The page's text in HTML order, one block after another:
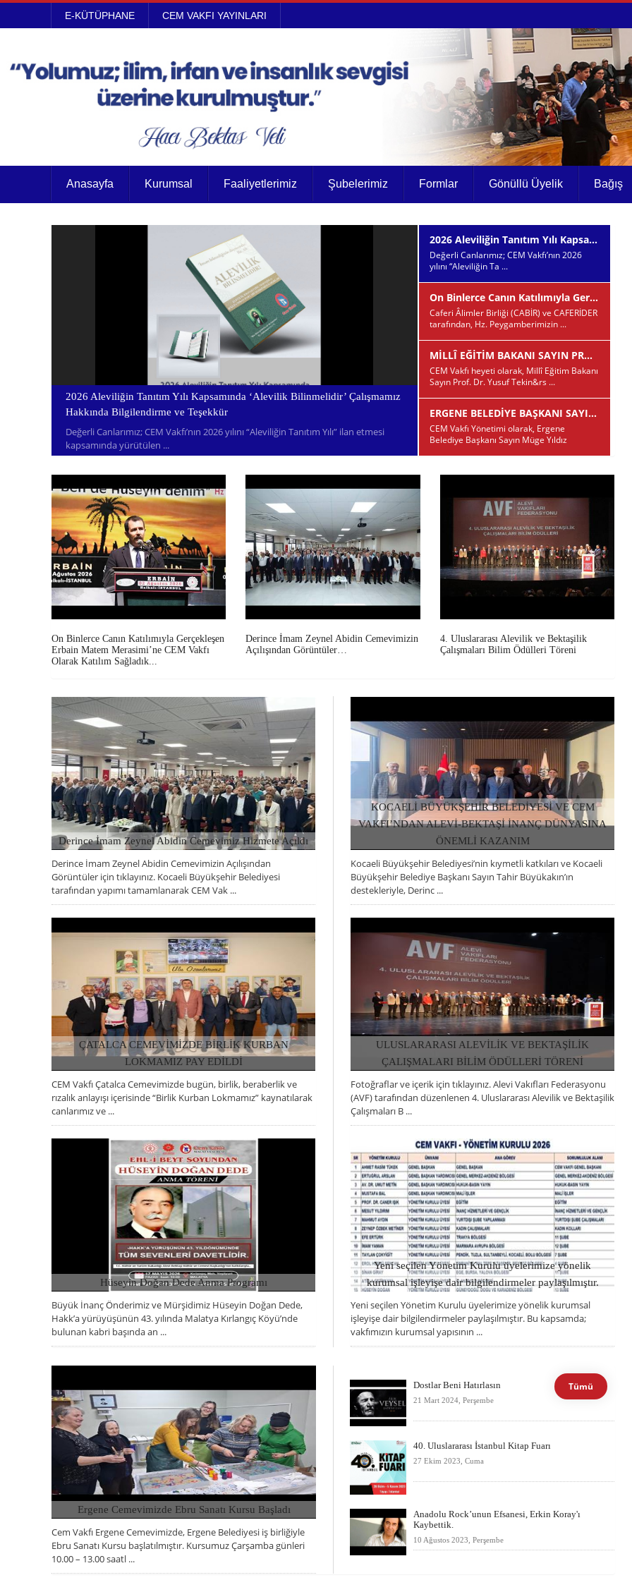
E-KÜTÜPHANE CEM VAKFI YAYINLARI
Anasayfa Kurumsal Faaliyetlerimiz Şubelerimiz Formlar Gönüllü Üyelik Bağış
2026 Aleviliğin Tanıtım Yılı Kapsamında ‘Alevilik Bilinmelidir’ Çalışmamız
Hakkında Bilgilendirme ve Teşekkür
Değerli Canlarımız; CEM Vakfı’nın 2026 yılını “Aleviliğin Tanıtım Yılı” ilan etmesi
kapsamında yürütülen ...
2026 Aleviliğin Tanıtım Yılı Kapsamında ‘Alevilik Bilinmelidir’ Çalışmamız Hakkında Bilgilendirme ve Teşekkür
Değerli Canlarımız; CEM Vakfı’nın 2026
yılını “Aleviliğin Ta ...
On Binlerce Canın Katılımıyla Gerçekleşen Erbain Matem Merasimi’ne CEM Vakfı Olarak Katılım Sağladık
Caferi Âlimler Birliği (CABİR) ve CAFERİDER
tarafından, Hz. Peygamberimizin ...
MİLLÎ EĞİTİM BAKANI SAYIN PROF. DR. YUSUF TEKİN’E ZİYARET
CEM Vakfı heyeti olarak, Millî Eğitim Bakanı
Sayın Prof. Dr. Yusuf Tekin&rs ...
ERGENE BELEDİYE BAŞKANI SAYIN MÜGE YILDIZ TOPAK’A ZİYARET
CEM Vakfı Yönetimi olarak, Ergene
Belediye Başkanı Sayın Müge Yıldız
On Binlerce Canın Katılımıyla Gerçekleşen
Erbain Matem Merasimi’ne CEM Vakfı
Olarak Katılım Sağladık...
Derince İmam Zeynel Abidin Cemevimizin
Açılışından Görüntüler…
4. Uluslararası Alevilik ve Bektaşilik
Çalışmaları Bilim Ödülleri Töreni
Derince İmam Zeynel Abidin Cemevimiz Hizmete Açıldı
07 TEMMUZ 2026, SALI
Derince İmam Zeynel Abidin Cemevimizin Açılışından
Görüntüler için tıklayınız. Kocaeli Büyükşehir Belediyesi
tarafından yapımı tamamlanarak CEM Vak ...
ÇATALCA CEMEVİMİZDE BİRLİK KURBAN
LOKMAMIZ PAY EDİLDİ
03 HAZIRAN 2026, ÇARŞAMBA
CEM Vakfı Çatalca Cemevimizde bugün, birlik, beraberlik ve
rızalık anlayışı içerisinde “Birlik Kurban Lokmamız” kaynatılarak
canlarımız ve ...
Hüseyin Doğan Dede Anma Programı
15 MAYIS 2026, CUMA
Büyük İnanç Önderimiz ve Mürşidimiz Hüseyin Doğan Dede,
Hakk’a yürüyüşünün 43. yılında Malatya Kırlangıç Köyü’nde
bulunan kabri başında an ...
KOCAELİ BÜYÜKŞEHİR BELEDİYESİ VE CEM
VAKFI’NDAN ALEVİ-BEKTAŞİ İNANÇ DÜNYASINA
ÖNEMLİ KAZANIM
03 HAZIRAN 2026, ÇARŞAMBA
Kocaeli Büyükşehir Belediyesi’nin kıymetli katkıları ve Kocaeli
Büyükşehir Belediye Başkanı Sayın Tahir Büyükakın’ın
destekleriyle, Derinc ...
ULUSLARARASI ALEVİLİK VE BEKTAŞİLİK
ÇALIŞMALARI BİLİM ÖDÜLLERİ TÖRENİ
11 NISAN 2026, CUMARTESI
Fotoğraflar ve içerik için tıklayınız. Alevi Vakıfları Federasyonu
(AVF) tarafından düzenlenen 4. Uluslararası Alevilik ve Bektaşilik
Çalışmaları B ...
Yeni seçilen Yönetim Kurulu üyelerimize yönelik
kurumsal işleyişe dair bilgilendirmeler paylaşılmıştır.
11 NISAN 2026, CUMARTESI
Yeni seçilen Yönetim Kurulu üyelerimize yönelik kurumsal
işleyişe dair bilgilendirmeler paylaşılmıştır. Bu kapsamda;
vakfımızın kurumsal yapısının ...
Tümü
Ergene Cemevimizde Ebru Sanatı Kursu Başladı
08 NISAN 2026, ÇARŞAMBA
Cem Vakfı Ergene Cemevimizde, Ergene Belediyesi iş birliğiyle
Ebru Sanatı Kursu başlatılmıştır. Kursumuz Çarşamba günleri
10.00 – 13.00 saatl ...
Dostlar Beni Hatırlasın
21 Mart 2024, Perşembe
40. Uluslararası İstanbul Kitap Fuarı
27 Ekim 2023, Cuma
Anadolu Rock’unun Efsanesi, Erkin Koray'ı
Kaybettik.
10 Ağustos 2023, Perşembe